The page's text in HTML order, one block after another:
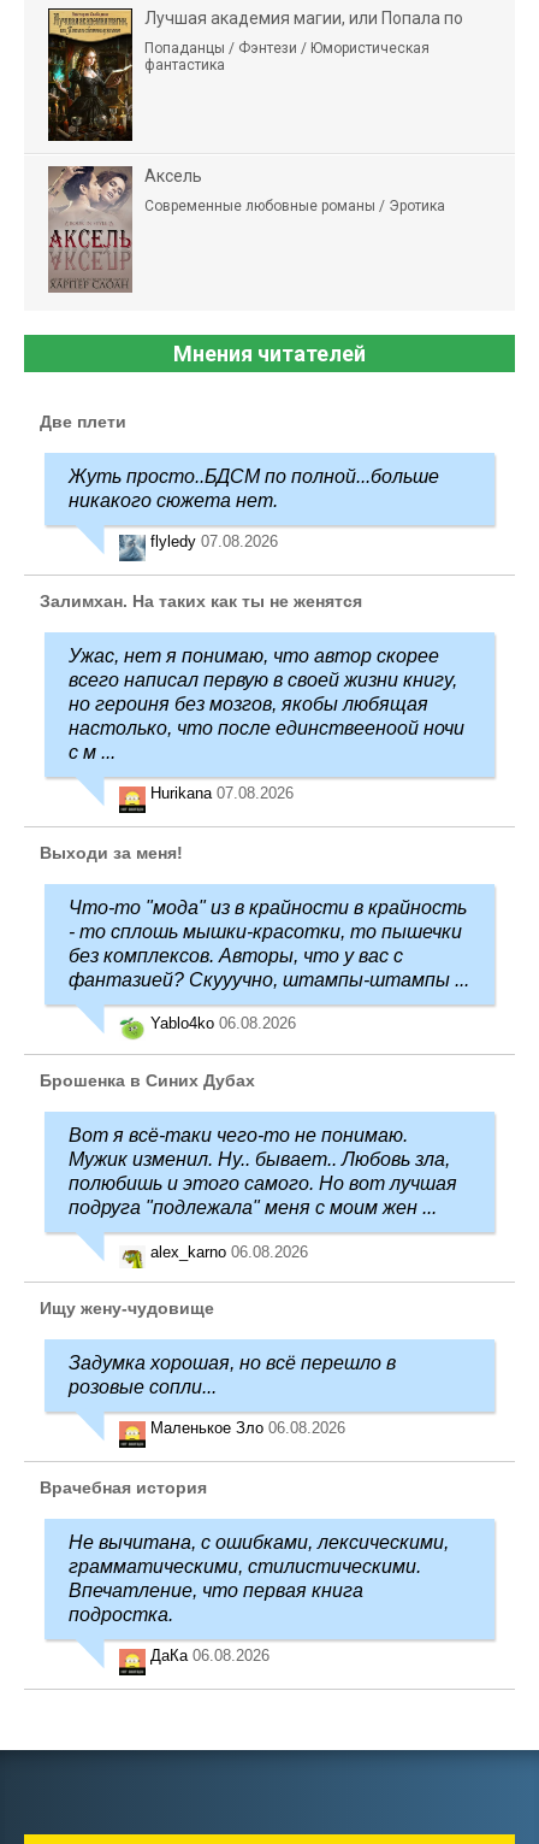
Лучшая академия магии, или Попала по
Попаданцы / Фэнтези / Юмористическая
фантастика
Аксель
Современные любовные романы / Эротика
Мнения читателей
Две плети
Жуть просто..БДСМ по полной...больше
никакого сюжета нет.
flyledy 07.08.2026
Залимхан. На таких как ты не женятся
Ужас, нет я понимаю, что автор скорее
всего написал первую в своей жизни книгу,
но героиня без мозгов, якобы любящая
настолько, что после единствееноой ночи
с м ...
Hurikana 07.08.2026
Выходи за меня!
Что-то "мода" из в крайности в крайность
- то сплошь мышки-красотки, то пышечки
без комплексов. Авторы, что у вас с
фантазией? Скууучно, штампы-штампы ...
Yablo4ko 06.08.2026
Брошенка в Синих Дубах
Вот я всё-таки чего-то не понимаю.
Мужик изменил. Ну.. бывает.. Любовь зла,
полюбишь и этого самого. Но вот лучшая
подруга "подлежала" меня с моим жен ...
alex_karno 06.08.2026
Ищу жену-чудовище
Задумка хорошая, но всё перешло в
розовые сопли...
Маленькое Зло 06.08.2026
Врачебная история
Не вычитана, с ошибками, лексическими,
грамматическими, стилистическими.
Впечатление, что первая книга
подростка.
ДаКа 06.08.2026